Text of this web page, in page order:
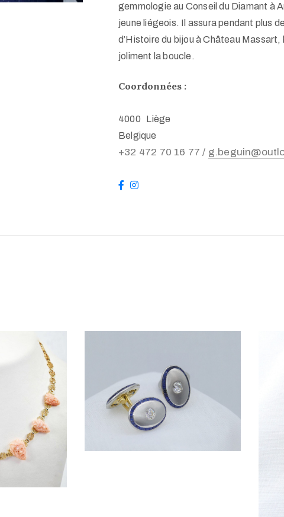
gemmologie au Conseil du Diamant à
jeune liégeois. Il assura pendant plus
d’Histoire du bijou à Château
joliment la boucle.
Coordonnées :
4000 Liège
Belgique
+32 472 70 16 77 /